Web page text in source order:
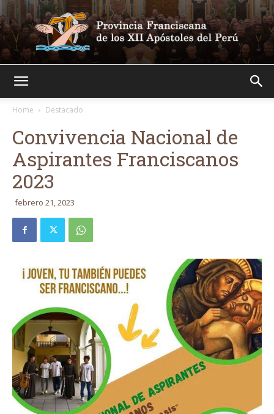
Home
Destacado
Convivencia Nacional de
Aspirantes Franciscanos
2023
febrero 21, 2023